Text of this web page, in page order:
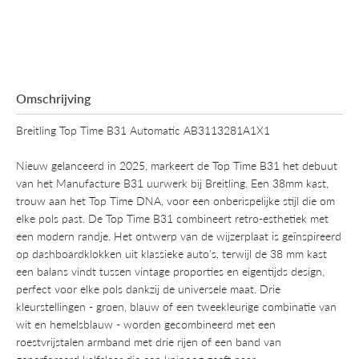
Omschrijving
Breitling Top Time B31 Automatic AB3113281A1X1
Nieuw gelanceerd in 2025, markeert de Top Time B31 het debuut
van het Manufacture B31 uurwerk bij Breitling. Een 38mm kast,
trouw aan het Top Time DNA, voor een onberispelijke stijl die om
elke pols past. De Top Time B31 combineert retro-esthetiek met
een modern randje. Het ontwerp van de wijzerplaat is geïnspireerd
op dashboardklokken uit klassieke auto's, terwijl de 38 mm kast
een balans vindt tussen vintage proporties en eigentijds design,
perfect voor elke pols dankzij de universele maat. Drie
kleurstellingen - groen, blauw of een tweekleurige combinatie van
wit en hemelsblauw - worden gecombineerd met een
roestvrijstalen armband met drie rijen of een band van